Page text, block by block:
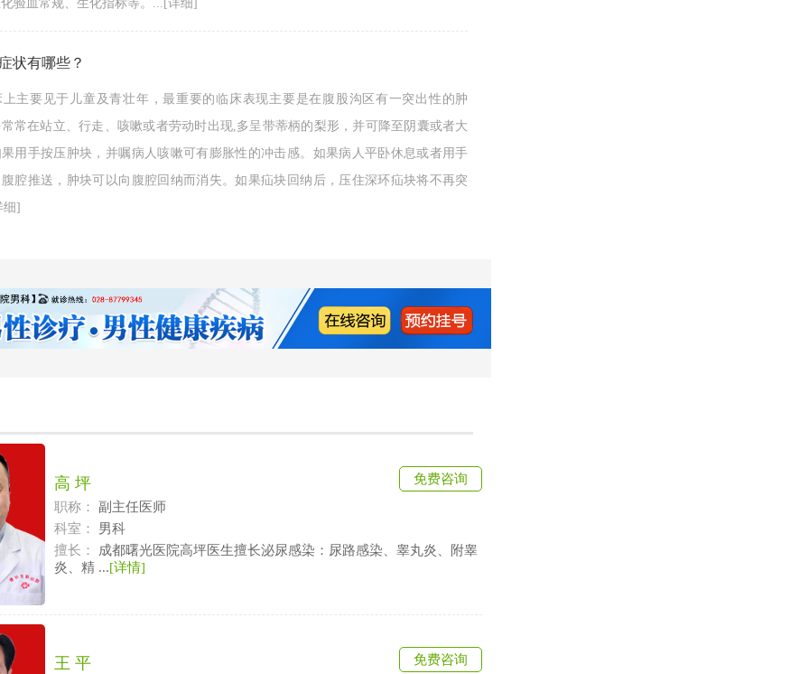
验血常规、生化指标等。... [详细]
状有哪些？
主要见于儿童及青壮年，最重要的临床表现主要是在腹股沟区有一突出性的肿
常在站立、行走、咳嗽或者劳动时出现,多呈带蒂柄的梨形，并可降至阴囊或者大
用手按压肿块，并嘱病人咳嗽可有膨胀性的冲击感。如果病人平卧休息或者用手
腔推送，肿块可以向腹腔回纳而消失。如果疝块回纳后，压住深环疝块将不再突
细]
高 坪
职称：
副主任医师
科室：
男科
擅长：
成都曙光医院高坪医生擅长泌尿感染：尿路感染、睾丸炎、附睾
炎、精 ...[详情]
免费咨询
王 平 免费咨询